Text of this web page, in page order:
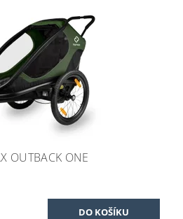
OUTBACK ONE